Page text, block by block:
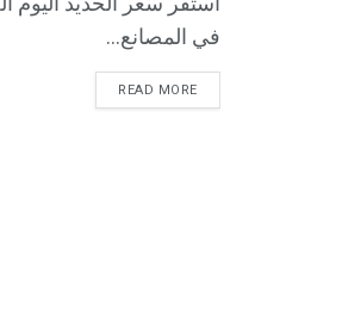
في المصانع...
READ MORE